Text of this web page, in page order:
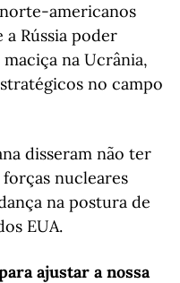
americanos
Rússia poder
na Ucrânia,
no campo
disseram não ter
nucleares
na postura de
EUA.
ajustar a nossa